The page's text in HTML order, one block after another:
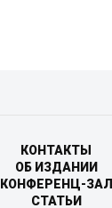
КОНТАКТЫ
ОБ ИЗДАНИИ
КОНФЕРЕНЦ-ЗАЛ
СТАТЬИ